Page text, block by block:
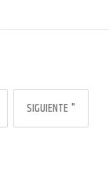
SIGUIENTE "